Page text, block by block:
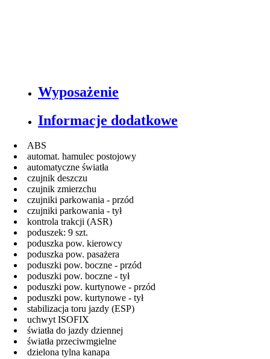
Wyposażenie
Informacje dodatkowe
ABS
automat. hamulec postojowy
automatyczne światła
czujnik deszczu
czujnik zmierzchu
czujniki parkowania - przód
czujniki parkowania - tył
kontrola trakcji (ASR)
poduszek: 9 szt.
poduszka pow. kierowcy
poduszka pow. pasażera
poduszki pow. boczne - przód
poduszki pow. boczne - tył
poduszki pow. kurtynowe - przód
poduszki pow. kurtynowe - tył
stabilizacja toru jazdy (ESP)
uchwyt ISOFIX
światła do jazdy dziennej
światła przeciwmgielne
dzielona tylna kanapa